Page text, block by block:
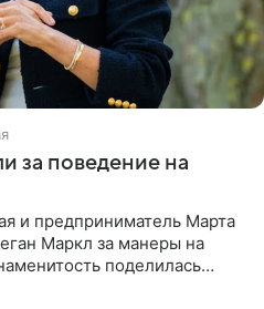
за поведение на
и предприниматель Марта
Маркл за манеры на
поделилась